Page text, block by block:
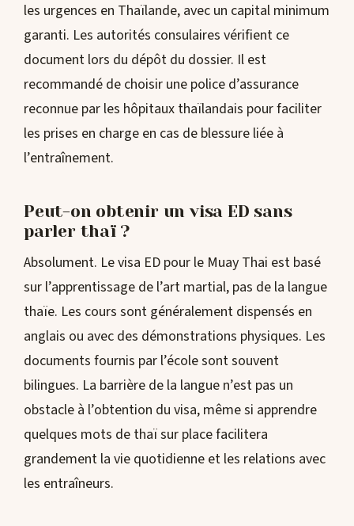
les urgences en Thaïlande, avec un capital minimum
garanti. Les autorités consulaires vérifient ce
document lors du dépôt du dossier. Il est
recommandé de choisir une police d’assurance
reconnue par les hôpitaux thaïlandais pour faciliter
les prises en charge en cas de blessure liée à
l’entraînement.
Peut-on obtenir un visa ED sans
parler thaï ?
Absolument. Le visa ED pour le Muay Thai est basé
sur l’apprentissage de l’art martial, pas de la langue
thaïe. Les cours sont généralement dispensés en
anglais ou avec des démonstrations physiques. Les
documents fournis par l’école sont souvent
bilingues. La barrière de la langue n’est pas un
obstacle à l’obtention du visa, même si apprendre
quelques mots de thaï sur place facilitera
grandement la vie quotidienne et les relations avec
les entraîneurs.